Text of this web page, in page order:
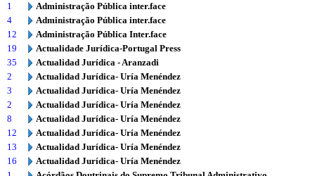
1
Administração Pública inter.face
4
Administração Pública inter.face
12
Administração Pública Inter.face
19
Actualidade Jurídica-Portugal Press
35
Actualidad Jurídica - Aranzadi
2
Actualidad Jurídica- Uría Menéndez
3
Actualidad Jurídica- Uría Menéndez
2
Actualidad Jurídica- Uría Menéndez
8
Actualidad Jurídica- Uría Menéndez
12
Actualidad Jurídica- Uría Menéndez
13
Actualidad Jurídica- Uría Menéndez
16
Actualidad Jurídica- Uría Menéndez